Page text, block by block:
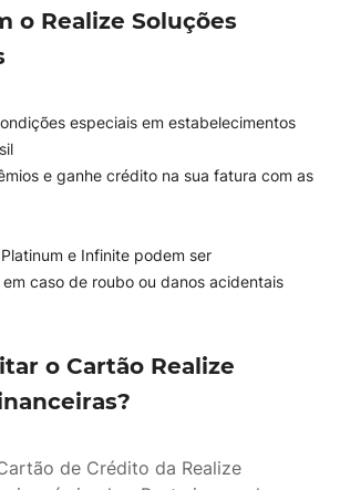
o Realize Soluções
especiais em estabelecimentos
e ganhe crédito na sua fatura com as
e Infinite podem ser
caso de roubo ou danos acidentais
o Cartão Realize
de Crédito da Realize